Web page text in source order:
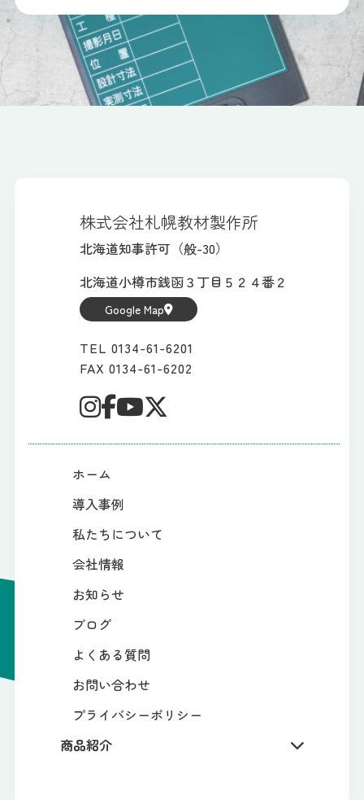
株式会社札幌教材製作所
北海道知事許可（般-30）
北海道小樽市銭函３丁目５２４番２
Google Map
TEL 0134-61-6201
FAX 0134-61-6202
ホーム
導入事例
私たちについて
会社情報
お知らせ
ブログ
よくある質問
お問い合わせ
プライバシーポリシー
商品紹介